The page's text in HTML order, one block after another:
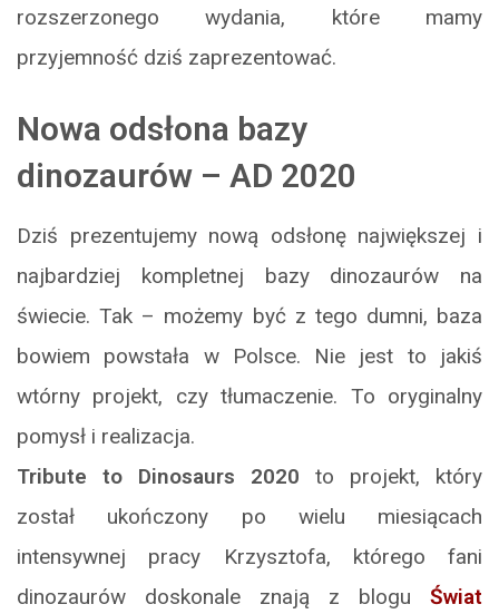
rozszerzonego wydania, które mamy
przyjemność dziś zaprezentować.
Nowa odsłona bazy
dinozaurów – AD 2020
Dziś prezentujemy nową odsłonę największej i
najbardziej kompletnej bazy dinozaurów na
świecie. Tak – możemy być z tego dumni, baza
bowiem powstała w Polsce. Nie jest to jakiś
wtórny projekt, czy tłumaczenie. To oryginalny
pomysł i realizacja.
Tribute to Dinosaurs 2020 to projekt, który
został ukończony po wielu miesiącach
intensywnej pracy Krzysztofa, którego fani
dinozaurów doskonale znają z blogu Świat